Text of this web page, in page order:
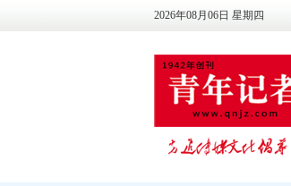
2026年08月06日 星期四